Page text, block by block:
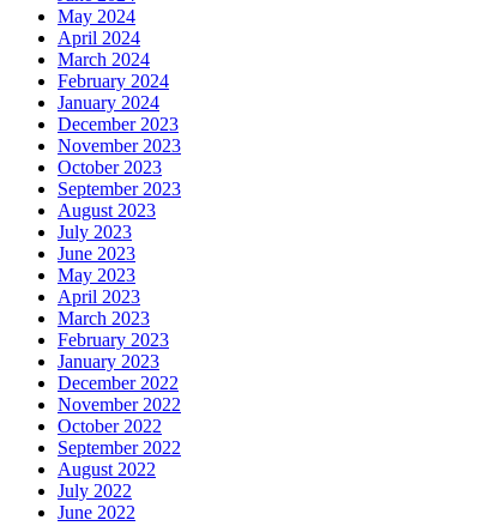
May 2024
April 2024
March 2024
February 2024
January 2024
December 2023
November 2023
October 2023
September 2023
August 2023
July 2023
June 2023
May 2023
April 2023
March 2023
February 2023
January 2023
December 2022
November 2022
October 2022
September 2022
August 2022
July 2022
June 2022